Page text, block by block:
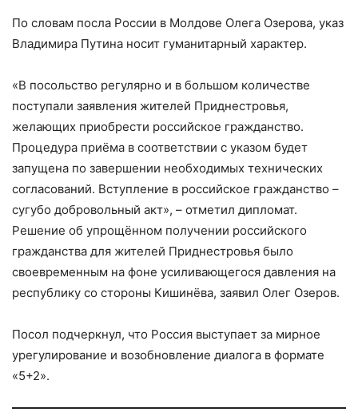
По словам посла России в Молдове Олега Озерова, указ
Владимира Путина носит гуманитарный характер.
«В посольство регулярно и в большом количестве
поступали заявления жителей Приднестровья,
желающих приобрести российское гражданство.
Процедура приёма в соответствии с указом будет
запущена по завершении необходимых технических
согласований. Вступление в российское гражданство –
сугубо добровольный акт», – отметил дипломат.
Решение об упрощённом получении российского
гражданства для жителей Приднестровья было
своевременным на фоне усиливающегося давления на
республику со стороны Кишинёва, заявил Олег Озеров.
Посол подчеркнул, что Россия выступает за мирное
урегулирование и возобновление диалога в формате
«5+2».